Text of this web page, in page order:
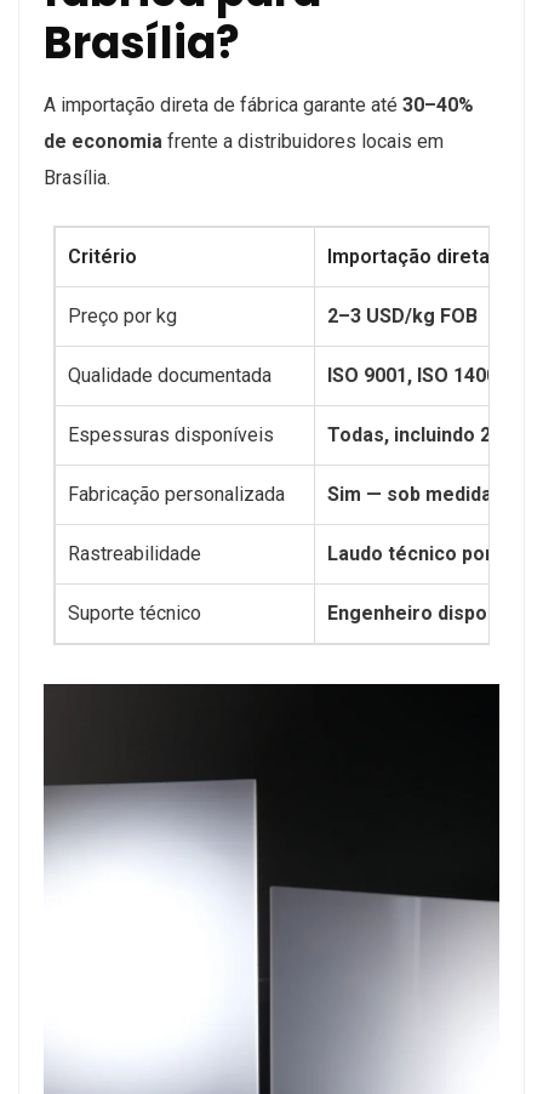
Brasília?
A importação direta de fábrica garante até 30–40%
de economia frente a distribuidores locais em
Brasília.
Critério Importação direta G-
Preço por kg 2–3 USD/kg FOB
Qualidade documentada ISO 9001, ISO 14001, CE
Espessuras disponíveis Todas, incluindo 2mm
Fabricação personalizada Sim — sob medida
Rastreabilidade Laudo técnico por lote
Suporte técnico Engenheiro disponível